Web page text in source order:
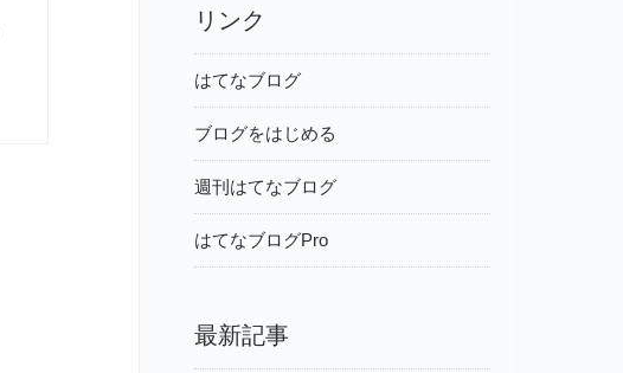
リンク
はてなブログ
ブログをはじめる
週刊はてなブログ
はてなブログPro
最新記事